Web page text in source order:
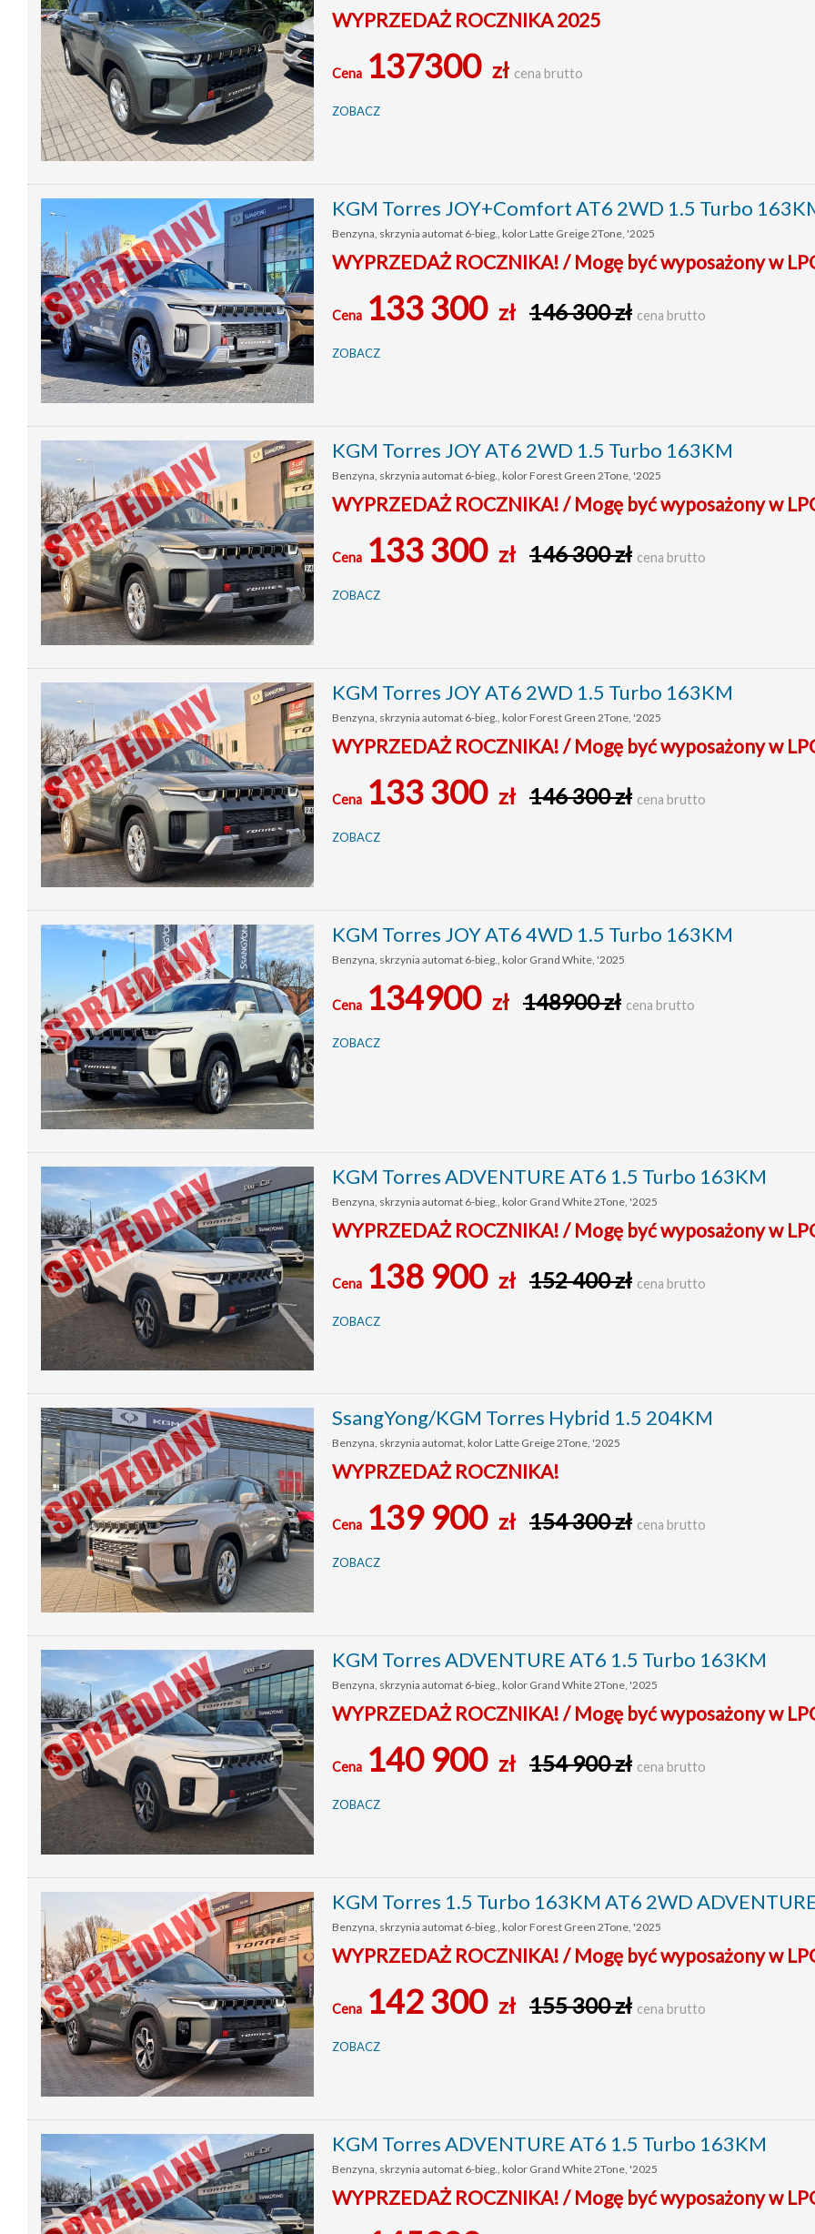
WYPRZEDAŻ ROCZNIKA 2025
Cena 137300 zł cena brutto
ZOBACZ
KGM Torres JOY+Comfort AT6 2WD 1.5 Turbo
Benzyna, skrzynia automat 6-bieg., kolor Latte Greige 2Tone, '2025
WYPRZEDAŻ ROCZNIKA! / Mogę być wyposażony w
Cena 133 300 zł 146 300 zł cena brutto
ZOBACZ
KGM Torres JOY AT6 2WD 1.5 Turbo 163KM
Benzyna, skrzynia automat 6-bieg., kolor Forest Green 2Tone, '2025
WYPRZEDAŻ ROCZNIKA! / Mogę być wyposażony w
Cena 133 300 zł 146 300 zł cena brutto
ZOBACZ
KGM Torres JOY AT6 2WD 1.5 Turbo 163KM
Benzyna, skrzynia automat 6-bieg., kolor Forest Green 2Tone, '2025
WYPRZEDAŻ ROCZNIKA! / Mogę być wyposażony w
Cena 133 300 zł 146 300 zł cena brutto
ZOBACZ
KGM Torres JOY AT6 4WD 1.5 Turbo 163KM
Benzyna, skrzynia automat 6-bieg., kolor Grand White, '2025
Cena 134900 zł 148900 zł cena brutto
ZOBACZ
KGM Torres ADVENTURE AT6 1.5 Turbo 163KM
Benzyna, skrzynia automat 6-bieg., kolor Grand White 2Tone, '2025
WYPRZEDAŻ ROCZNIKA! / Mogę być wyposażony w
Cena 138 900 zł 152 400 zł cena brutto
ZOBACZ
SsangYong/KGM Torres Hybrid 1.5 204KM
Benzyna, skrzynia automat, kolor Latte Greige 2Tone, '2025
WYPRZEDAŻ ROCZNIKA!
Cena 139 900 zł 154 300 zł cena brutto
ZOBACZ
KGM Torres ADVENTURE AT6 1.5 Turbo 163KM
Benzyna, skrzynia automat 6-bieg., kolor Grand White 2Tone, '2025
WYPRZEDAŻ ROCZNIKA! / Mogę być wyposażony w
Cena 140 900 zł 154 900 zł cena brutto
ZOBACZ
KGM Torres 1.5 Turbo 163KM AT6 2WD
Benzyna, skrzynia automat 6-bieg., kolor Forest Green 2Tone, '2025
WYPRZEDAŻ ROCZNIKA! / Mogę być wyposażony w
Cena 142 300 zł 155 300 zł cena brutto
ZOBACZ
KGM Torres ADVENTURE AT6 1.5 Turbo 163KM
Benzyna, skrzynia automat 6-bieg., kolor Grand White 2Tone, '2025
WYPRZEDAŻ ROCZNIKA! / Mogę być wyposażony w